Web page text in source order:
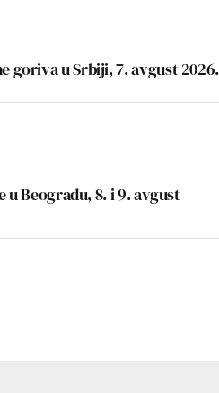
goriva u Srbiji, 7. avgust 2026.
u Beogradu, 8. i 9. avgust